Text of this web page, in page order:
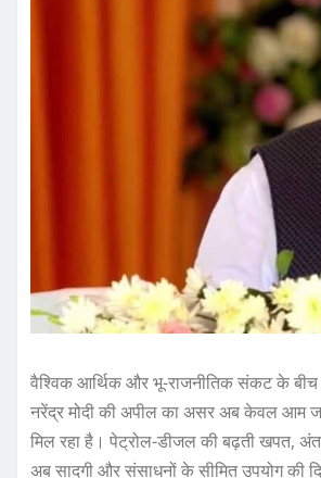
वैश्विक आर्थिक और भू-राजनीतिक संकट के बीच
नरेंद्र मोदी की अपील का असर अब केवल आम
मिल रहा है। पेट्रोल-डीजल की बढ़ती खपत,
अब सादगी और संसाधनों के सीमित उपयोग की